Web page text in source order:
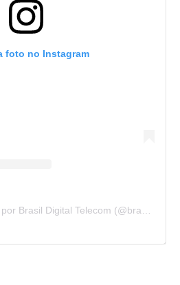
foto no Instagram